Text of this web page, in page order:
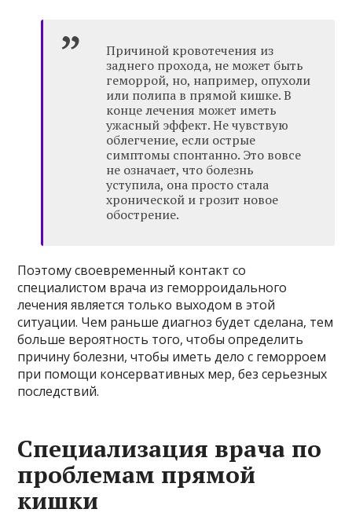
Причиной кровотечения из
заднего прохода, не может быть
геморрой, но, например, опухоли
или полипа в прямой кишке. В
конце лечения может иметь
ужасный эффект. Не чувствую
облегчение, если острые
симптомы спонтанно. Это вовсе
не означает, что болезнь
уступила, она просто стала
хронической и грозит новое
обострение.
Поэтому своевременный контакт со
специалистом врача из геморроидального
лечения является только выходом в этой
ситуации. Чем раньше диагноз будет сделана, тем
больше вероятность того, чтобы определить
причину болезни, чтобы иметь дело с геморроем
при помощи консервативных мер, без серьезных
последствий.
Специализация врача по
проблемам прямой
кишки